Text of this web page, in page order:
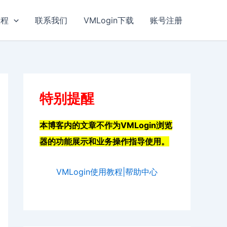
联系我们 VMLogin下载 账号注册
特别提醒
本博客内的文章不作为VMLogin浏览
器的功能展示和业务操作指导使用。
VMLogin使用教程|帮助中心